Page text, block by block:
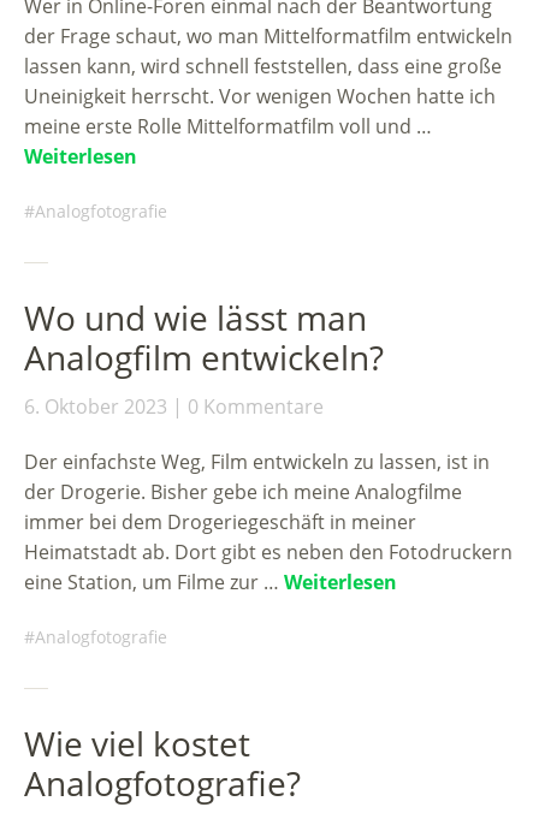
Wer in Online-Foren einmal nach der Beantwortung
der Frage schaut, wo man Mittelformatfilm entwickeln
lassen kann, wird schnell feststellen, dass eine große
Uneinigkeit herrscht. Vor wenigen Wochen hatte ich
meine erste Rolle Mittelformatfilm voll und …
Weiterlesen
Analogfotografie
Wo und wie lässt man
Analogfilm entwickeln?
6. Oktober 2023 0 Kommentare
Der einfachste Weg, Film entwickeln zu lassen, ist in
der Drogerie. Bisher gebe ich meine Analogfilme
immer bei dem Drogeriegeschäft in meiner
Heimatstadt ab. Dort gibt es neben den Fotodruckern
eine Station, um Filme zur … Weiterlesen
Analogfotografie
Wie viel kostet
Analogfotografie?